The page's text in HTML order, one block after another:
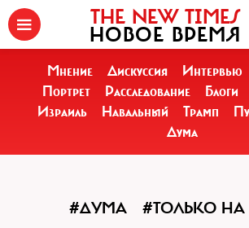
THE NEW TIMES
НОВОЕ ВРЕМЯ
Мнение Дискуссия Интервью
Портрет
Расследование Блоги
Израиль
Навальный Трамп
Дума
#ДУМА #ТОЛЬКО НА